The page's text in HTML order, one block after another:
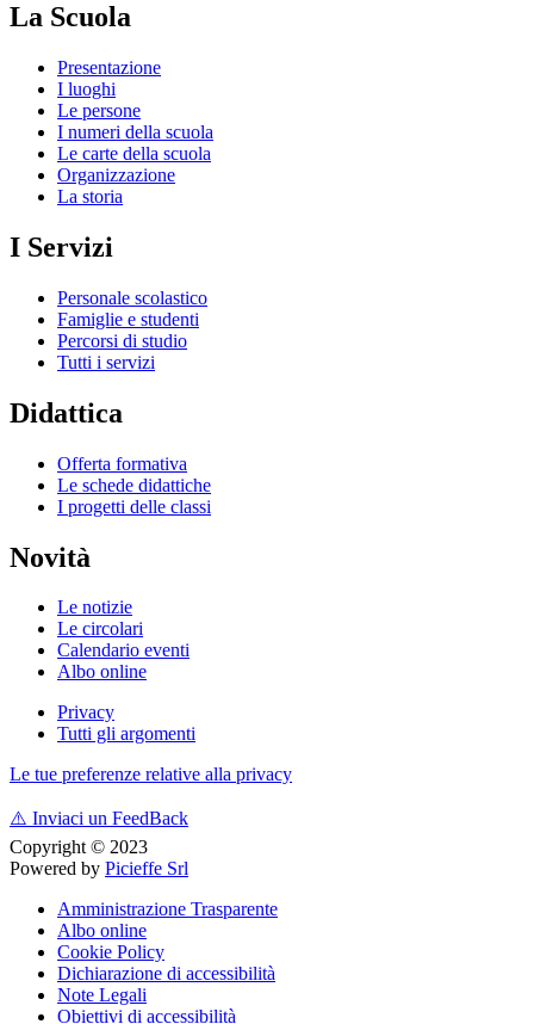
La Scuola
Presentazione
I luoghi
Le persone
I numeri della scuola
Le carte della scuola
Organizzazione
La storia
I Servizi
Personale scolastico
Famiglie e studenti
Percorsi di studio
Tutti i servizi
Didattica
Offerta formativa
Le schede didattiche
I progetti delle classi
Novità
Le notizie
Le circolari
Calendario eventi
Albo online
Privacy
Tutti gli argomenti
Le tue preferenze relative alla privacy
⚠️ Inviaci un FeedBack
Copyright © 2023
Powered by Picieffe Srl
Amministrazione Trasparente
Albo online
Cookie Policy
Dichiarazione di accessibilità
Note Legali
Obiettivi di accessibilità